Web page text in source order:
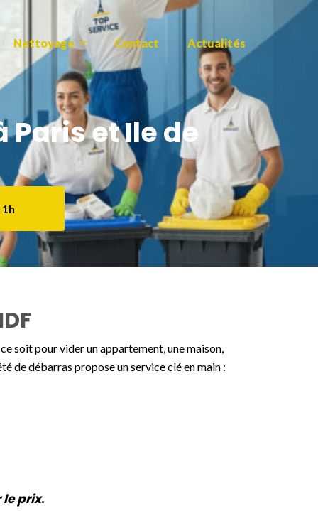
Nettoyage Contact Actualités
et Ile de
soit pour vider un appartement, une maison,
de débarras propose un service clé en main :
le prix.